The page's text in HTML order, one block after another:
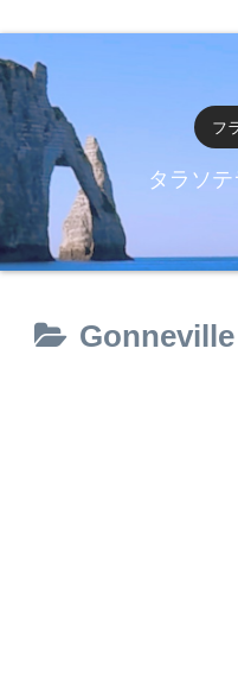
フ
タラソ
Gonneville